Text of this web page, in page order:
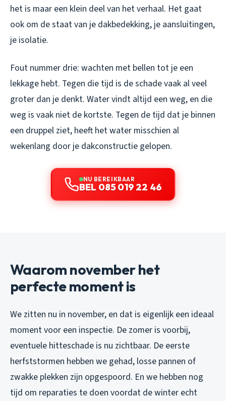
het is maar een klein deel van het verhaal. Het gaat
ook om de staat van je dakbedekking, je aansluitingen,
je isolatie.
Fout nummer drie: wachten met bellen tot je een
lekkage hebt. Tegen die tijd is de schade vaak al veel
groter dan je denkt. Water vindt altijd een weg, en die
weg is vaak niet de kortste. Tegen de tijd dat je binnen
een druppel ziet, heeft het water misschien al
wekenlang door je dakconstructie gelopen.
NU BEREIKBAAR
BEL 085 019 22 46
Waarom november het
perfecte moment is
We zitten nu in november, en dat is eigenlijk een ideaal
moment voor een inspectie. De zomer is voorbij,
eventuele hitteschade is nu zichtbaar. De eerste
herfststormen hebben we gehad, losse pannen of
zwakke plekken zijn opgespoord. En we hebben nog
tijd om reparaties te doen voordat de winter echt